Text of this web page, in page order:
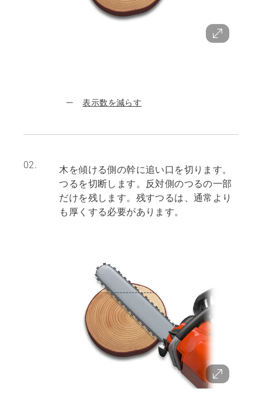
表示数を減らす
02.
木を傾ける側の幹に追い口を切ります。
つるを切断します。反対側のつるの一部
だけを残します。残すつるは、通常より
も厚くする必要があります。